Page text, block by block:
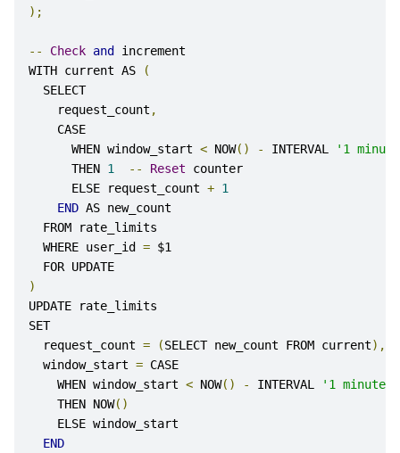
);
-- Check and
increment
WITH current AS
(
  SELECT
    request_count
,
    CASE
      WHEN window_start
< NOW() - INTERVAL
'1
      THEN
1 -- Reset counter
      ELSE request_count
+ 1
END AS new_count
  FROM rate_limits
  WHERE user_id
= $1
  FOR UPDATE
)
UPDATE rate_limits
SET
  request_count
= (SELECT new_count FROM current),
  window_start
= CASE
    WHEN window_start
< NOW() - INTERVAL
'1 minute'
    THEN NOW
()
    ELSE window_start
END